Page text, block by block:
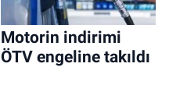
Motorin indirimi
ÖTV engeline takıldı